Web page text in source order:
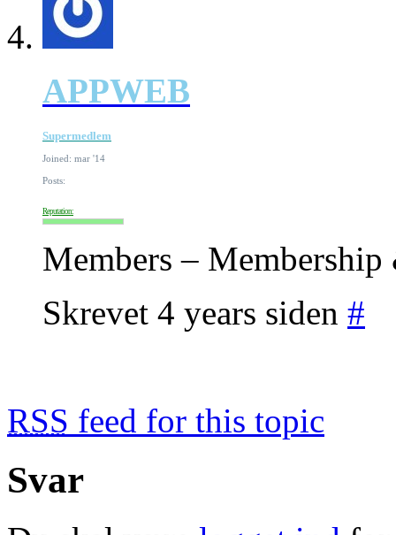
APPWEB
Supermedlem
Joined: mar '14
Posts:
Reputation:
Members –
Skrevet 4 years siden #
RSS feed for this topic
Svar